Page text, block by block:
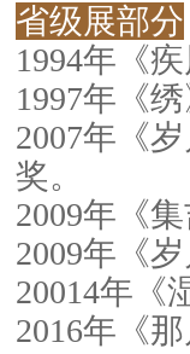
省级展部分
1994年《
1997年《
2007年《
奖。
2009年《
2009年《
20014年《
2016年《